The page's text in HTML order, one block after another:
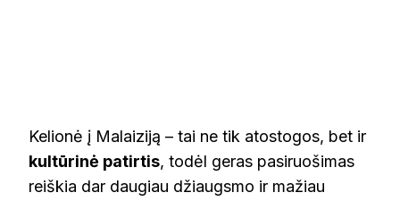
Kelionė į Malaiziją – tai ne tik atostogos, bet ir
kultūrinė patirtis, todėl geras pasiruošimas
reiškia dar daugiau džiaugsmo ir mažiau